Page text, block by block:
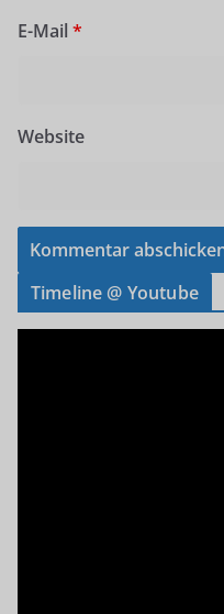
E-Mail *
Website
Timeline @ Youtube